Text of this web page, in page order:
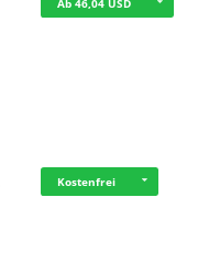
Kostenfrei